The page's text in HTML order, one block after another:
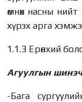
өмнөх насны
хүрэх арга
1.1.3 Ерөнхий
Агуулгын
-Бага